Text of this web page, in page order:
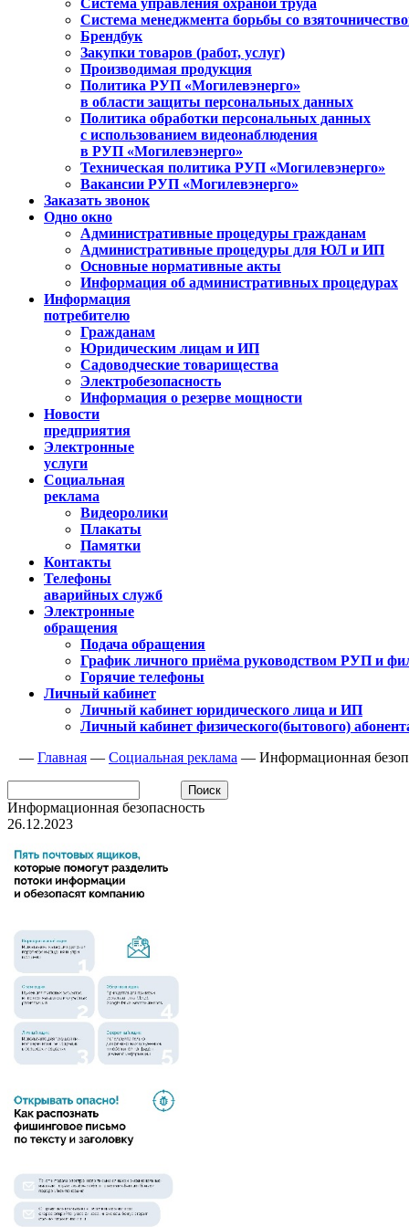
Система управления охраной труда
Система менеджмента борьбы со
Брендбук
Закупки товаров (работ, услуг)
Производимая продукция
Политика РУП «Могилевэнерго»
в области защиты персональных данных
Политика обработки персональных данных
с использованием видеонаблюдения
в РУП «Могилевэнерго»
Техническая политика РУП «Могилевэнерго»
Вакансии РУП «Могилевэнерго»
Заказать звонок
Одно окно
Административные процедуры гражданам
Административные процедуры для ЮЛ и ИП
Основные нормативные акты
Информация об административных процедурах
Информация
потребителю
Гражданам
Юридическим лицам и ИП
Садоводческие товарищества
Электробезопасность
Информация о резерве мощности
Новости
предприятия
Электронные
услуги
Социальная
реклама
Видеоролики
Плакаты
Памятки
Контакты
Телефоны
аварийных служб
Электронные
обращения
Подача обращения
График личного приёма руководством РУП и
Горячие телефоны
Личный кабинет
Личный кабинет юридического лица и ИП
Личный кабинет физического(бытового)
— Главная — Социальная реклама — Информационная
Информационная безопасность
26.12.2023